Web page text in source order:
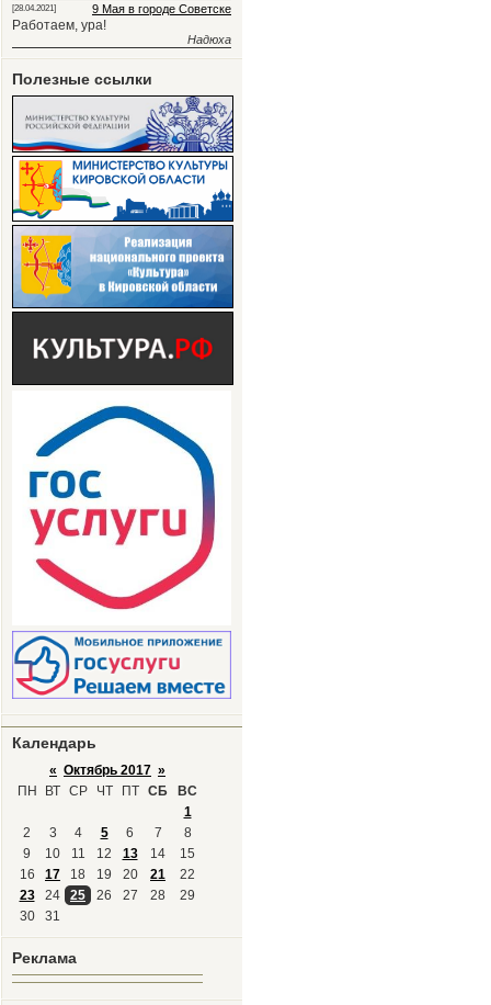
[28.04.2021] 9 Мая в городе Советске
Работаем, ура!
Надюха
Полезные ссылки
Календарь
« Октябрь 2017 »
ПН
ВТ СР ЧТ ПТ СБ
ВС
1
2
3 4 5 6 7
8
9
10 11 12 13 14
15
16
17 18 19 20 21
22
23
24 25 26 27 28
29
30
31
Реклама